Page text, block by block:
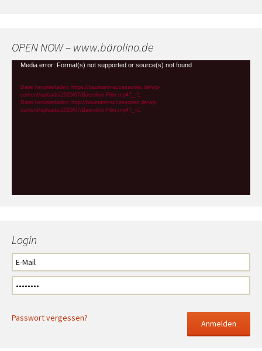
OPEN NOW – www.bärolino.de
Video-
Media error: Format(s) not supported or source(s) not found
Datei herunterladen: https://baumann-accessories.de/wp-
content/uploads/2020/07/Baerolino-Film.mp4?_=1
Datei herunterladen: http://baumann-accessories.de/wp-
content/uploads/2020/07/Baerolino-Film.mp4?_=1
Login
Passwort vergessen?